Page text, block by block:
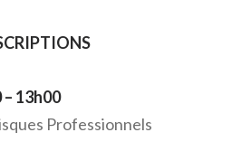
13h00
Professionnels